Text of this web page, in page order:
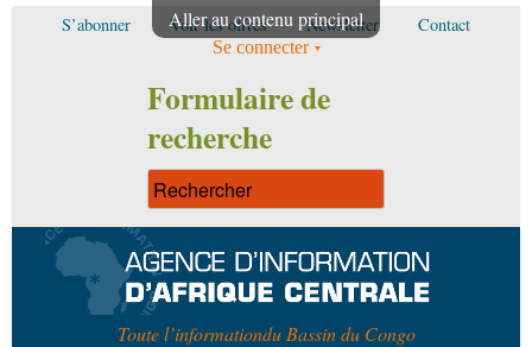
Aller au contenu principal
S’abonner Voir les offres Newsletter Contact
Se connecter
Formulaire de
recherche
Toute l’informationdu Bassin du Congo